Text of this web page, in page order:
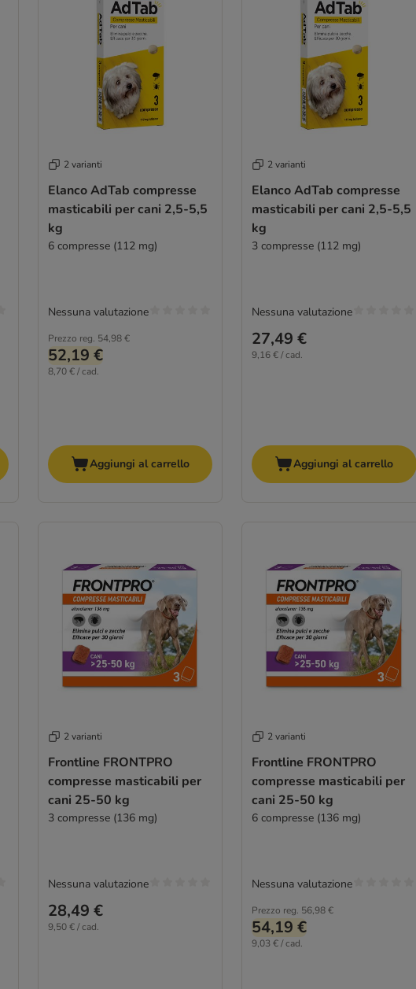
2 varianti
Elanco AdTab compresse
masticabili per cani 2,5-5,5
kg
6 compresse (112 mg)
Prezzo reg. 54,98 €
52,19 €
8,70 € / cad.
Nessuna valutazione
Aggiungi al carrello
2 varianti
Elanco AdTab compresse
masticabili per cani 2,5-5,5
kg
3 compresse (112 mg)
27,49 €
9,16 € / cad.
Nessuna valutazione
Aggiungi al carrello
2 varianti
Frontline FRONTPRO
compresse masticabili per
cani 25-50 kg
3 compresse (136 mg)
28,49 €
9,50 € / cad.
Nessuna valutazione
2 varianti
Frontline FRONTPRO
compresse masticabili per
cani 25-50 kg
6 compresse (136 mg)
Prezzo reg. 56,98 €
54,19 €
9,03 € / cad.
Nessuna valutazione